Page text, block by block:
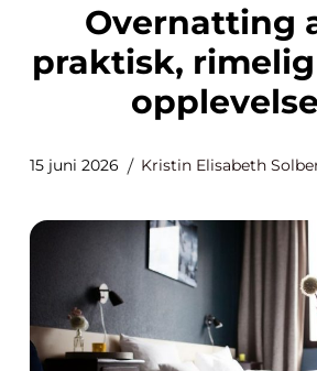
Overnatting alvdal
praktisk,
15 juni 2026 Kristin Elisabeth